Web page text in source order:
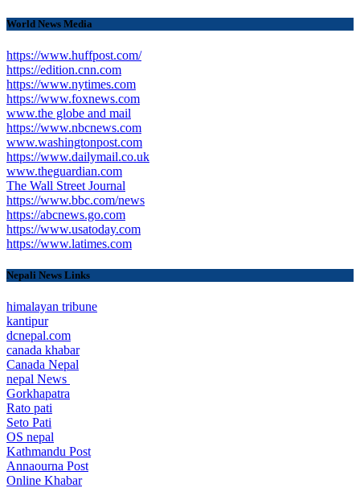
World News Media
https://www.huffpost.com/
https://edition.cnn.com
https://www.nytimes.com
https://www.foxnews.com
www.the globe and mail
https://www.nbcnews.com
www.washingtonpost.com
https://www.dailymail.co.uk
www.theguardian.com
The Wall Street Journal
https://www.bbc.com/news
https://abcnews.go.com
https://www.usatoday.com
https://www.latimes.com
Nepali News Links
himalayan tribune
kantipur
dcnepal.com
canada khabar
Canada Nepal​
nepal News
Gorkhapatra
Rato pati
Seto Pati
OS nepal
Kathmandu Post
Annaourna Post
Online Khabar